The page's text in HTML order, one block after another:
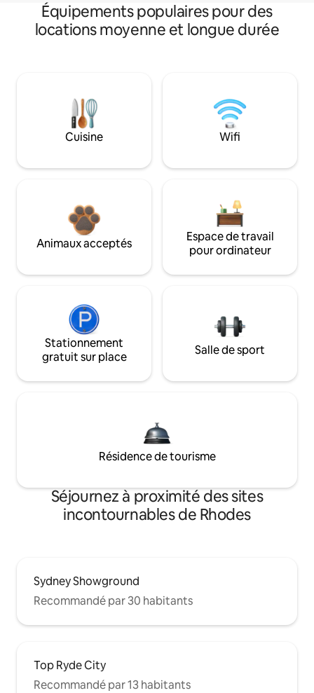
Équipements populaires pour des
locations moyenne et longue durée
Cuisine Wifi
Animaux acceptés
Espace de travail
pour ordinateur
Stationnement
gratuit sur place
Salle de sport
Résidence de tourisme
Séjournez à proximité des sites
incontournables de Rhodes
Sydney Showground
Recommandé par 30 habitants
Top Ryde City
Recommandé par 13 habitants